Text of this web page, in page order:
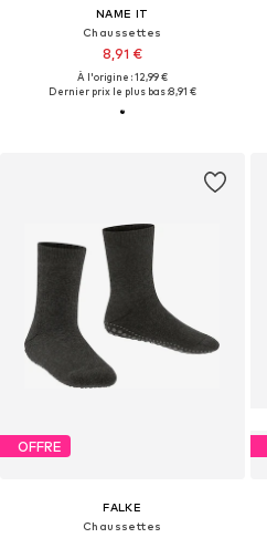
NAME IT
Chaussettes
8,91 €
À l'origine : 12,99 €
Dernier prix le plus bas :8,91 €
OFFRE
FALKE
Chaussettes